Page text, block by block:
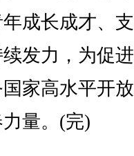
成长成才、
发力，为促
家高水平开
量。(完)